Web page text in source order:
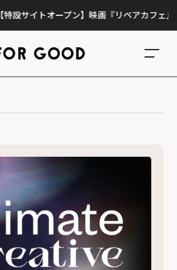
サイトオープン】映画『リペアカフェ』、